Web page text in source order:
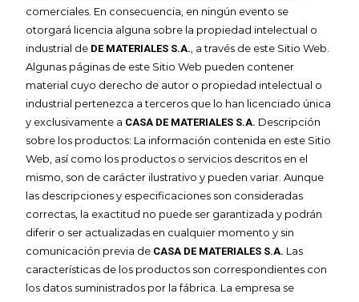
comerciales. En consecuencia, en ningún evento se
otorgará licencia alguna sobre la propiedad intelectual o
industrial de DE MATERIALES S.A. , a través de este Sitio Web.
Algunas páginas de este Sitio Web pueden contener
material cuyo derecho de autor o propiedad intelectual o
industrial pertenezca a terceros que lo han licenciado única
y exclusivamente a CASA DE MATERIALES S.A. Descripción
sobre los productos: La información contenida en este Sitio
Web, así como los productos o servicios descritos en el
mismo, son de carácter ilustrativo y pueden variar. Aunque
las descripciones y especificaciones son consideradas
correctas, la exactitud no puede ser garantizada y podrán
diferir o ser actualizadas en cualquier momento y sin
comunicación previa de CASA DE MATERIALES S.A. Las
características de los productos son correspondientes con
los datos suministrados por la fábrica. La empresa se